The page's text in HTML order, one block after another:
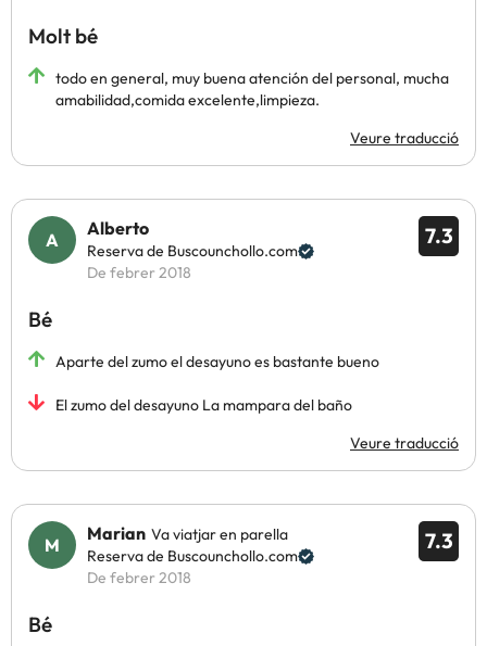
Molt bé
todo en general, muy buena atención del personal, mucha
amabilidad,comida excelente,limpieza.
Veure traducció
7.3
Alberto
Reserva de Buscounchollo.com
De febrer 2018
Bé
Aparte del zumo el desayuno es bastante bueno
El zumo del desayuno La mampara del baño
Veure traducció
7.3
Marian Va viatjar en parella
Reserva de Buscounchollo.com
De febrer 2018
Bé